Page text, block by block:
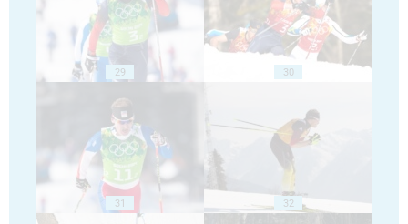
29 30
31 32